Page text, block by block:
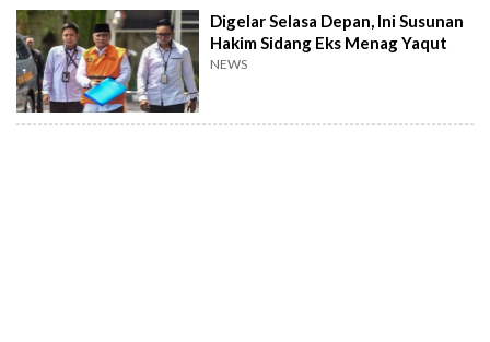
Digelar Selasa Depan, Ini Susunan
Hakim Sidang Eks Menag Yaqut
NEWS